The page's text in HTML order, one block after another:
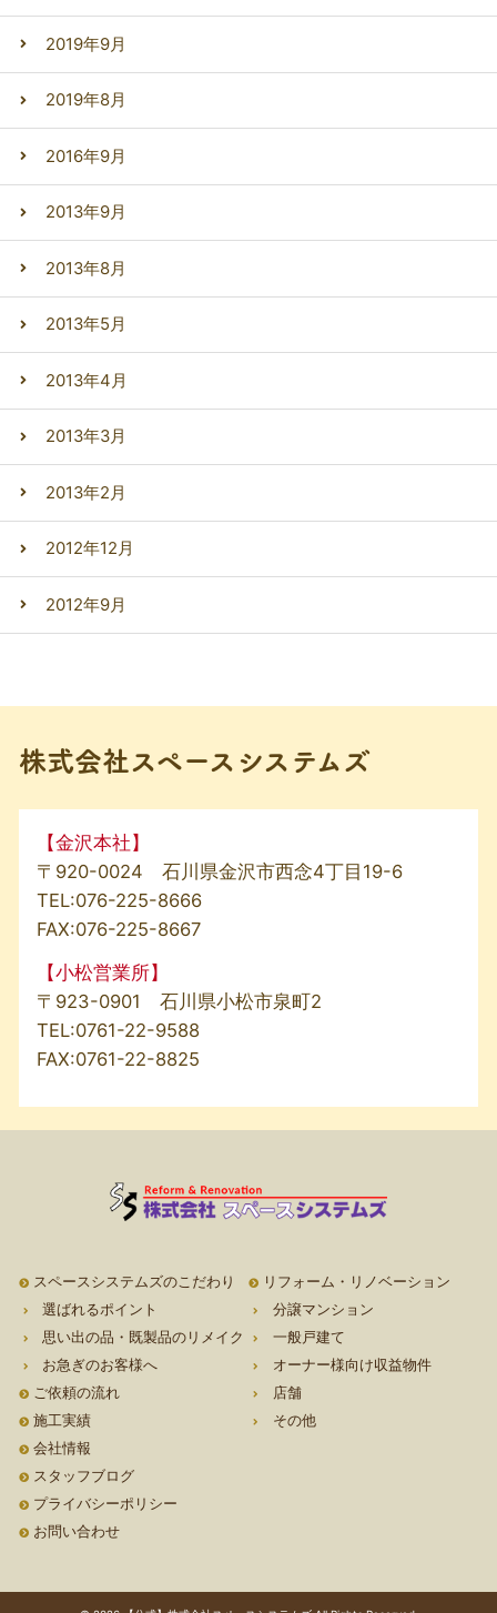
2019年9月
2019年8月
2016年9月
2013年9月
2013年8月
2013年5月
2013年4月
2013年3月
2013年2月
2012年12月
2012年9月
株式会社スペースシステムズ
【金沢本社】
〒920-0024 石川県金沢市西念4丁目19-6
TEL:076-225-8666
FAX:076-225-8667
【小松営業所】
〒923-0901 石川県小松市泉町2
TEL:0761-22-9588
FAX:0761-22-8825
スペースシステムズのこだわり
選ばれるポイント
思い出の品・既製品のリメイク
お急ぎのお客様へ
ご依頼の流れ
施工実績
会社情報
スタッフブログ
プライバシーポリシー
お問い合わせ
リフォーム・リノベーション
分譲マンション
一般戸建て
オーナー様向け収益物件
店舗
その他